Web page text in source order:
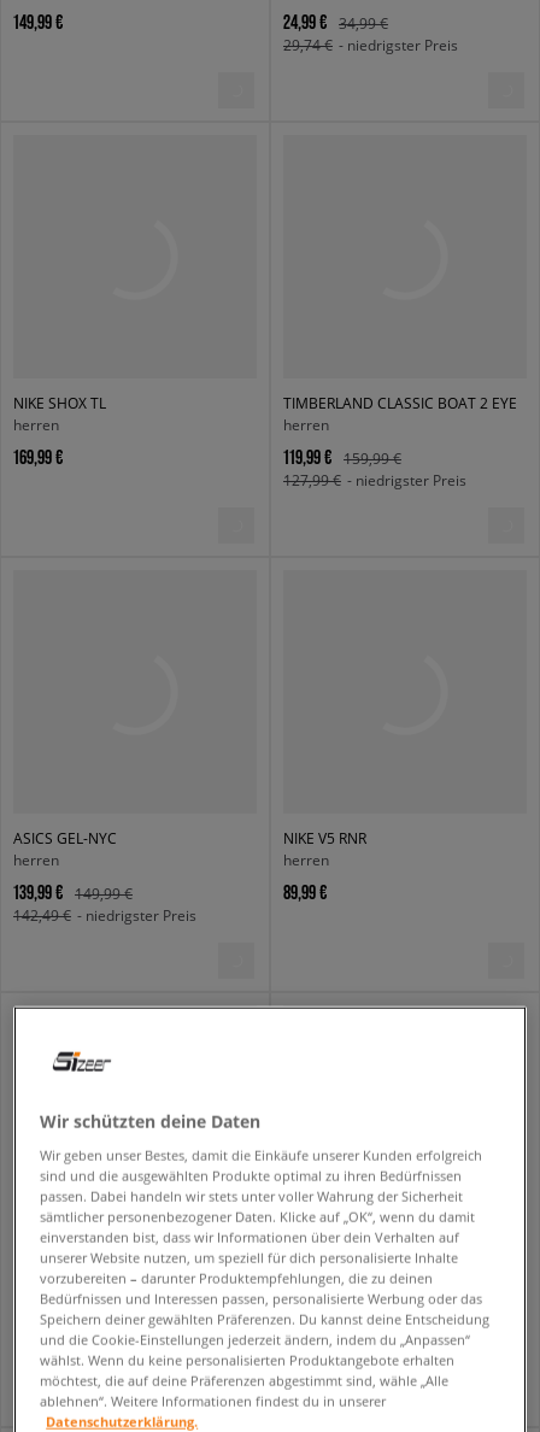
149,99 € 24,99 €
34,99 €
29,74 € - niedrigster Preis
NIKE SHOX TL
herren
169,99 €
TIMBERLAND CLASSIC BOAT 2 EYE
herren
119,99 €
159,99 €
127,99 € - niedrigster Preis
ASICS GEL-NYC
herren
139,99 €
149,99 €
142,49 € - niedrigster Preis
NIKE V5 RNR
herren
89,99 €
TIMBERLAND BOAT 3-EYE CLASSIC LUG
herren
164,99 €
209,99 €
167,99 € - niedrigster Preis
VANS KNU SKOOL
herren
69,99 €
94,99 €
75,99 € - niedrigster Preis
Wir schützten deine Daten
Wir geben unser Bestes, damit die Einkäufe unserer Kunden erfolgreich
sind und die ausgewählten Produkte optimal zu ihren Bedürfnissen
passen. Dabei handeln wir stets unter voller Wahrung der Sicherheit
sämtlicher personenbezogener Daten. Klicke auf „OK“, wenn du damit
einverstanden bist, dass wir Informationen über dein Verhalten auf
unserer Website nutzen, um speziell für dich personalisierte Inhalte
vorzubereiten – darunter Produktempfehlungen, die zu deinen
Bedürfnissen und Interessen passen, personalisierte Werbung oder das
Speichern deiner gewählten Präferenzen. Du kannst deine Entscheidung
und die Cookie-Einstellungen jederzeit ändern, indem du „Anpassen“
wählst. Wenn du keine personalisierten Produktangebote erhalten
möchtest, die auf deine Präferenzen abgestimmt sind, wähle „Alle
ablehnen“. Weitere Informationen findest du in unserer
Datenschutzerklärung.